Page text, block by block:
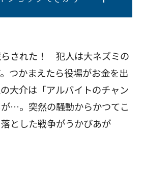
された！ 犯人は大ネズミの
つかまえたら役場がお金を出
大介は「アルバイトのチャン
…。突然の騒動からかつてこ
とした戦争がうかびあが